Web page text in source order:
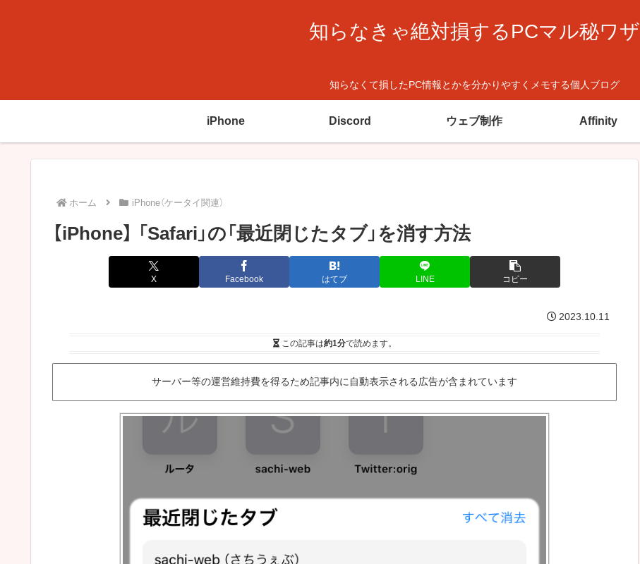
知らなきゃ絶対損するPCマル秘ワザ
知らなくて損したPC情報とかを分かりやすくメモする個人ブログ
iPhone Discord ウェブ制作 Affinity
ホーム iPhone（ケータイ関連）
【iPhone】 「Safari」の「最近閉じたタブ」を消す方法
X Facebook はてブ LINE コピー
2023.10.11
この記事は約1分で読めます。
サーバー等の運営維持費を得るため記事内に自動表示される広告が含まれています